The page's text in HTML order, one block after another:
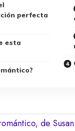
perfecta
esta
de